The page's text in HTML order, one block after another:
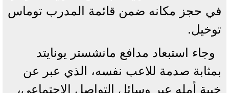
في حجز مكانه ضمن قائمة المدرب توماس
توخيل.
وجاء استبعاد مدافع مانشستر يونايتد
بمثابة صدمة للاعب نفسه، الذي عبر عن
خيبة أمله عبر وسائل التواصل الاجتماعي،